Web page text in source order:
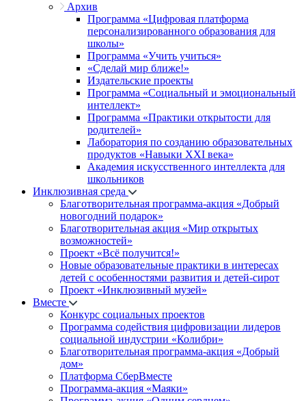
Архив
Программа «Цифровая платформа
персонализированного образования для
школы»
Программа «Учить учиться»
«Сделай мир ближе!»
Издательские проекты
Программа «Социальный и эмоциональный
интеллект»
Программа «Практики открытости для
родителей»
Лаборатория по созданию образовательных
продуктов «Навыки XXI века»
Академия искусственного интеллекта для
школьников
Инклюзивная среда
Благотворительная программа-акция «Добрый
новогодний подарок»
Благотворительная акция «Мир открытых
возможностей»
Проект «Всё получится!»
Новые образовательные практики в интересах
детей с особенностями развития и детей-сирот
Проект «Инклюзивный музей»
Вместе
Конкурс социальных проектов
Программа содействия цифровизации лидеров
социальной индустрии «Колибри»
Благотворительная программа-акция «Добрый
дом»
Платформа СберВместе
Программа-акция «Маяки»